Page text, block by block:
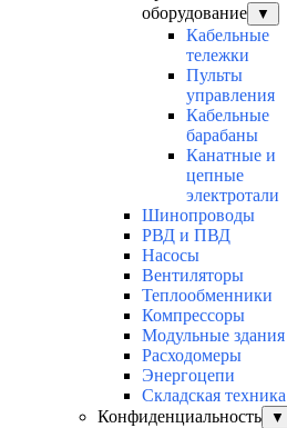
оборудование
▼
Кабельные
тележки
Пульты
управления
Кабельные
барабаны
Канатные и
цепные
электротали
Шинопроводы
РВД и ПВД
Насосы
Вентиляторы
Теплообменники
Компрессоры
Модульные здания
Расходомеры
Энергоцепи
Складская техника
Конфиденциальность
▼